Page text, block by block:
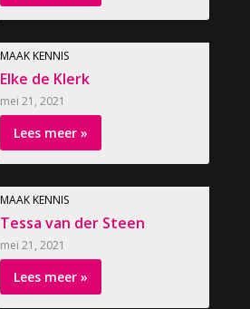
MAAK KENNIS
Elke de Klerk
mei 21, 2021
Lees meer »
MAAK KENNIS
Tessa van der Steen
mei 21, 2021
Lees meer »